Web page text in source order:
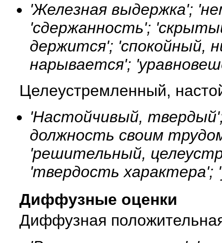
'Железная выдержка';
'сдержанность';
держится'; 'спокойный,
нарывается';
Целеустремленный,
'Настойчивый, твердый';
должность своим
'решительный,
'твердость характера';
Диффузные оценки
Диффузная